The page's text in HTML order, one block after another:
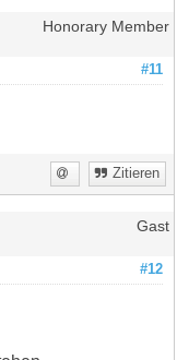
Honorary Member
#11
Zitieren
Gast
#12